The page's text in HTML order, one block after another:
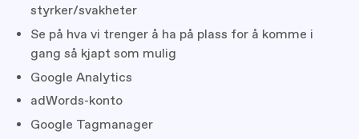
styrker/svakheter
Se på hva vi trenger å ha på plass for å komme i
gang så kjapt som mulig
Google Analytics
adWords-konto
Google Tagmanager